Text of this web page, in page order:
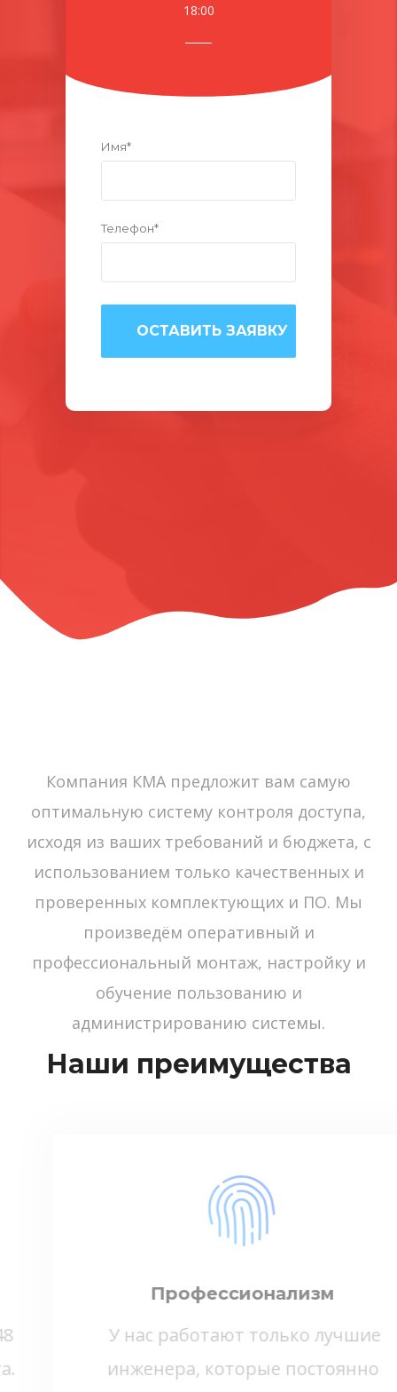
18:00
Имя*
Телефон*
Компания КМА предложит вам самую
оптимальную систему контроля доступа,
исходя из ваших требований и бюджета, с
использованием только качественных и
проверенных комплектующих и ПО. Мы
произведём оперативный и
профессиональный монтаж, настройку и
обучение пользованию и
администрированию системы.
Наши преимущества
Профессионализм
У нас работают только лучшие
инженера, которые постоянно